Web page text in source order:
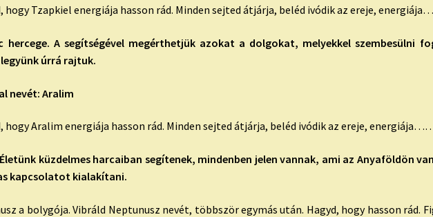
hogy Tzapkiel energiája hasson rád. Minden sejted átjárja, beléd ivódik az ereje,
hercege. A segítségével megérthetjük azokat a dolgokat, melyekkel szembesülni
úrrá rajtuk.
nevét: Aralim
hogy Aralim energiája hasson rád. Minden sejted átjárja, beléd ivódik az ereje,
küzdelmes harcaiban segítenek, mindenben jelen vannak, ami az Anyaföldön
kapcsolatot kialakítani.
a bolygója. Vibráld Neptunusz nevét, többször egymás után. Hagyd, hogy hasson rád.